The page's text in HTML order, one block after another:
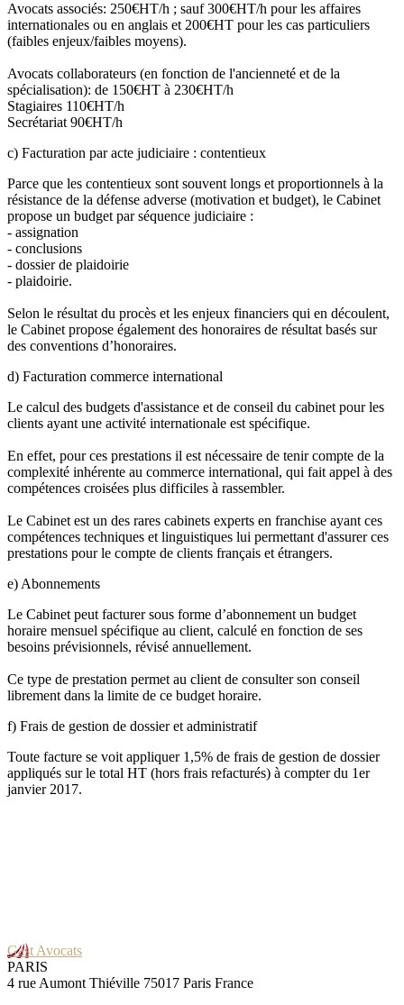
Avocats associés: 250€HT/h ; sauf 300€HT/h pour les affaires
internationales ou en anglais et 200€HT pour les cas particuliers
(faibles enjeux/faibles moyens).
Avocats collaborateurs (en fonction de l'ancienneté et de la
spécialisation): de 150€HT à 230€HT/h
Stagiaires 110€HT/h
Secrétariat 90€HT/h
c) Facturation par acte judiciaire : contentieux
Parce que les contentieux sont souvent longs et proportionnels à la
résistance de la défense adverse (motivation et budget), le Cabinet
propose un budget par séquence judiciaire :
- assignation
- conclusions
- dossier de plaidoirie
- plaidoirie.
Selon le résultat du procès et les enjeux financiers qui en découlent,
le Cabinet propose également des honoraires de résultat basés sur
des conventions d’honoraires.
d) Facturation commerce international
Le calcul des budgets d'assistance et de conseil du cabinet pour les
clients ayant une activité internationale est spécifique.
En effet, pour ces prestations il est nécessaire de tenir compte de la
complexité inhérente au commerce international, qui fait appel à des
compétences croisées plus difficiles à rassembler.
Le Cabinet est un des rares cabinets experts en franchise ayant ces
compétences techniques et linguistiques lui permettant d'assurer ces
prestations pour le compte de clients français et étrangers.
e) Abonnements
Le Cabinet peut facturer sous forme d’abonnement un budget
horaire mensuel spécifique au client, calculé en fonction de ses
besoins prévisionnels, révisé annuellement.
Ce type de prestation permet au client de consulter son conseil
librement dans la limite de ce budget horaire.
f) Frais de gestion de dossier et administratif
Toute facture se voit appliquer 1,5% de frais de gestion de dossier
appliqués sur le total HT (hors frais refacturés) à compter du 1er
janvier 2017.
Gast Avocats
PARIS
4 rue Aumont Thiéville 75017 Paris France